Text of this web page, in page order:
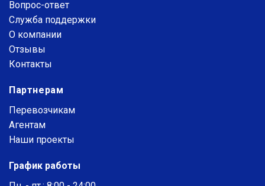
Вопрос-ответ
Служба поддержки
О компании
Отзывы
Контакты
Партнерам
Перевозчикам
Агентам
Наши проекты
График работы